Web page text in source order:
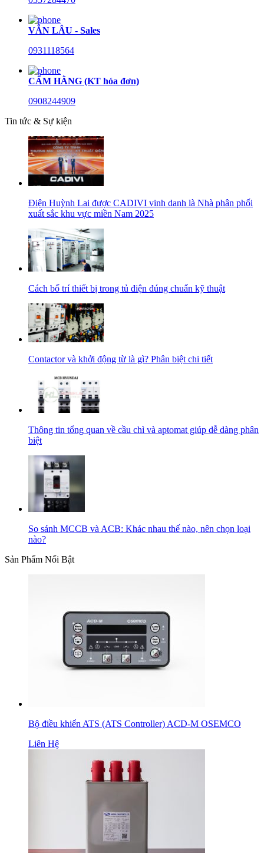
VĂN LÂU - Sales
0931118564
CẨM HẰNG (KT hóa đơn)
0908244909
Tin tức & Sự kiện
Điện Huỳnh Lai được CADIVI vinh danh là Nhà phân phối
xuất sắc khu vực miền Nam 2025
Cách bố trí thiết bị trong tủ điện đúng chuẩn kỹ thuật
Contactor và khởi động từ là gì? Phân biệt chi tiết
Thông tin tổng quan về cầu chì và aptomat giúp dễ dàng phân
biệt
So sánh MCCB và ACB: Khác nhau thế nào, nên chọn loại
nào?
Sản Phẩm Nổi Bật
Bộ điều khiển ATS (ATS Controller) ACD-M OSEMCO
Liên Hệ